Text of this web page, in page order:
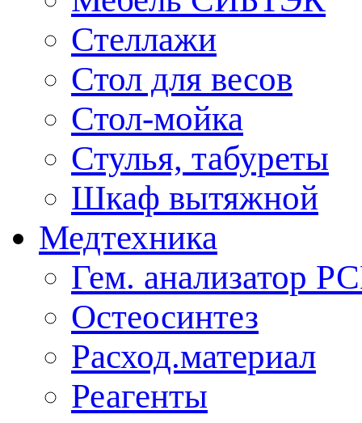
Стеллажи
Стол для весов
Стол-мойка
Стулья, табуреты
Шкаф вытяжной
Медтехника
Гем. анализатор
Остеосинтез
Расход.материал
Реагенты